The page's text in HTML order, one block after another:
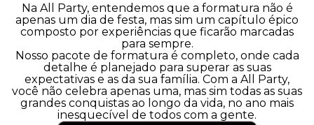
Na All Party, entendemos que a formatura não é
apenas um dia de festa, mas sim um capítulo épico
composto por experiências que ficarão marcadas
para sempre.
Nosso pacote de formatura é completo, onde cada
detalhe é planejado para superar as suas
expectativas e as da sua família. Com a All Party,
você não celebra apenas uma, mas sim todas as suas
grandes conquistas ao longo da vida, no ano mais
inesquecível de todos com a gente.